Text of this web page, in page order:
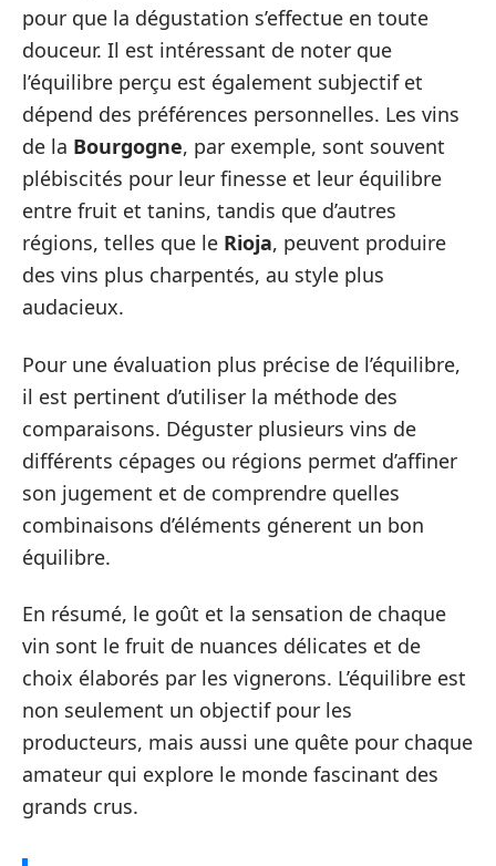
pour que la dégustation s’effectue en toute
douceur. Il est intéressant de noter que
l’équilibre perçu est également subjectif et
dépend des préférences personnelles. Les vins
de la Bourgogne, par exemple, sont souvent
plébiscités pour leur finesse et leur équilibre
entre fruit et tanins, tandis que d’autres
régions, telles que le Rioja, peuvent produire
des vins plus charpentés, au style plus
audacieux.
Pour une évaluation plus précise de l’équilibre,
il est pertinent d’utiliser la méthode des
comparaisons. Déguster plusieurs vins de
différents cépages ou régions permet d’affiner
son jugement et de comprendre quelles
combinaisons d’éléments génerent un bon
équilibre.
En résumé, le goût et la sensation de chaque
vin sont le fruit de nuances délicates et de
choix élaborés par les vignerons. L’équilibre est
non seulement un objectif pour les
producteurs, mais aussi une quête pour chaque
amateur qui explore le monde fascinant des
grands crus.